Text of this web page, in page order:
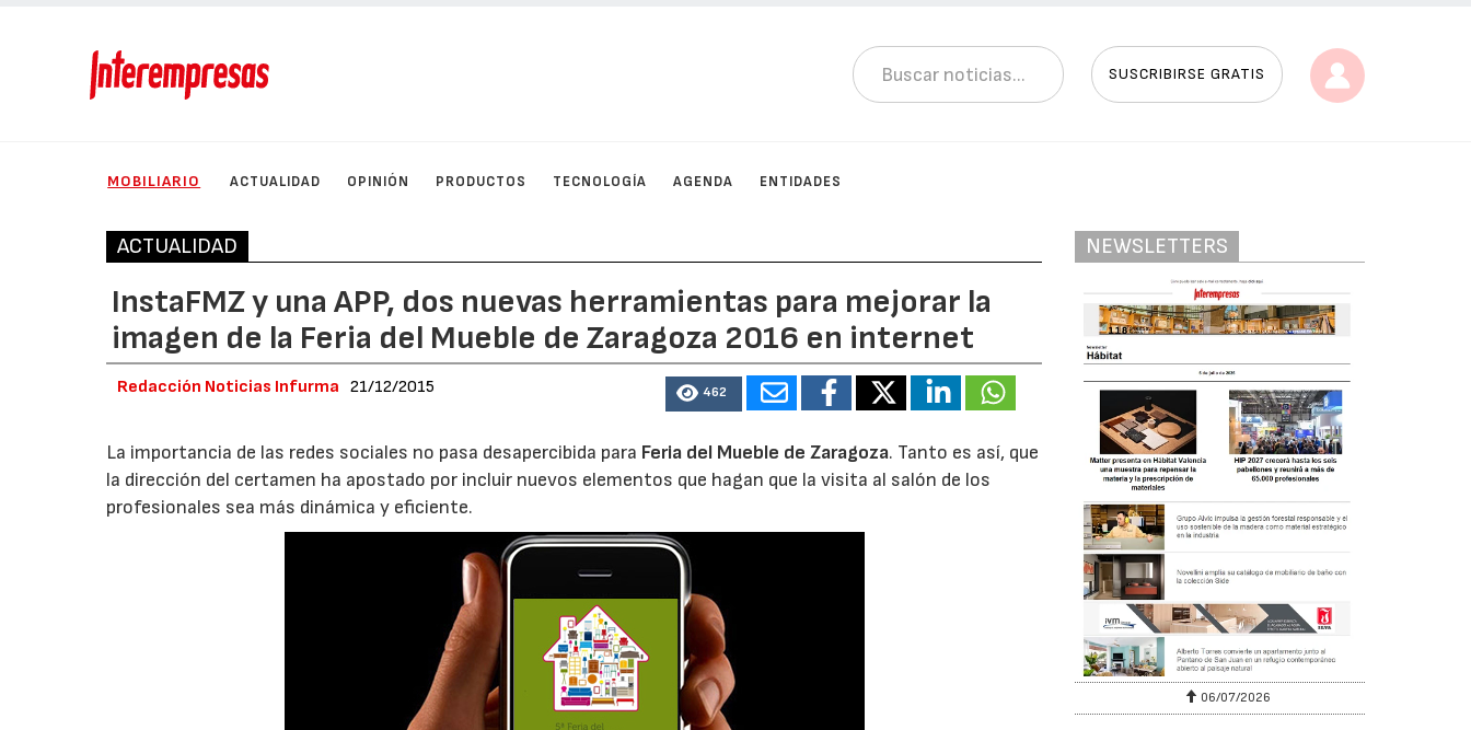
SUSCRIBIRSE GRATIS
MOBILIARIO ACTUALIDAD OPINIÓN PRODUCTOS TECNOLOGÍA AGENDA ENTIDADES
ACTUALIDAD
InstaFMZ y una APP, dos nuevas herramientas para mejorar la
imagen de la Feria del Mueble de Zaragoza 2016 en internet
Redacción Noticias Infurma 21/12/2015 462
La importancia de las redes sociales no pasa desapercibida para Feria del Mueble de Zaragoza. Tanto es así, que
la dirección del certamen ha apostado por incluir nuevos elementos que hagan que la visita al salón de los
profesionales sea más dinámica y eficiente.
NEWSLETTERS
06/07/2026 06/07/2026